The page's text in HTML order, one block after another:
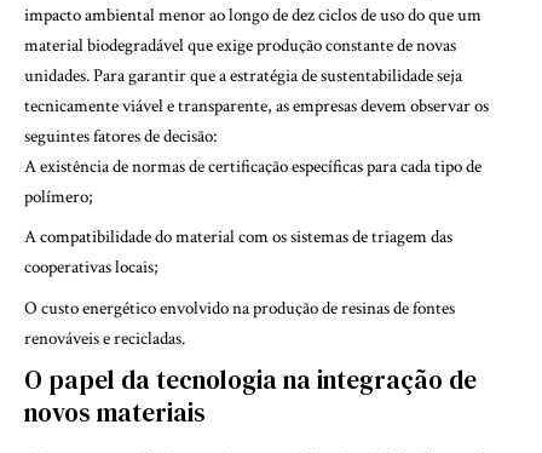
impacto ambiental menor ao longo de dez ciclos de uso do que um
material biodegradável que exige produção constante de novas
unidades. Para garantir que a estratégia de sustentabilidade seja
tecnicamente viável e transparente, as empresas devem observar os
seguintes fatores de decisão:
A existência de normas de certificação específicas para cada tipo de
polímero;
A compatibilidade do material com os sistemas de triagem das
cooperativas locais;
O custo energético envolvido na produção de resinas de fontes
renováveis e recicladas.
O papel da tecnologia na integração de
novos materiais